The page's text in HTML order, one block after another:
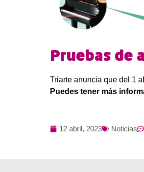
Pruebas de
Triarte anuncia que del 1
Puedes tener más
12 abril, 2023 Noticias